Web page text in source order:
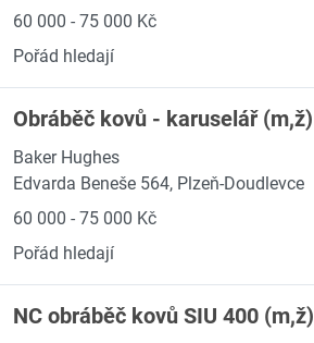
60 000 - 75 000 Kč
Pořád hledají
Obráběč kovů - karuselář (m,ž)
Baker Hughes
Edvarda Beneše 564, Plzeň-Doudlevce
60 000 - 75 000 Kč
Pořád hledají
NC obráběč kovů SIU 400 (m,ž)